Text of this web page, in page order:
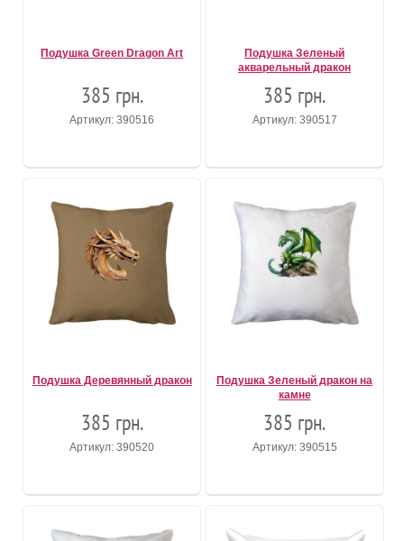
Подушка Green Dragon Art
385 грн.
Артикул: 390516
Подушка Зеленый
акварельный дракон
385 грн.
Артикул: 390517
Подушка Деревянный дракон
385 грн.
Артикул: 390520
Подушка Зеленый дракон на
камне
385 грн.
Артикул: 390515